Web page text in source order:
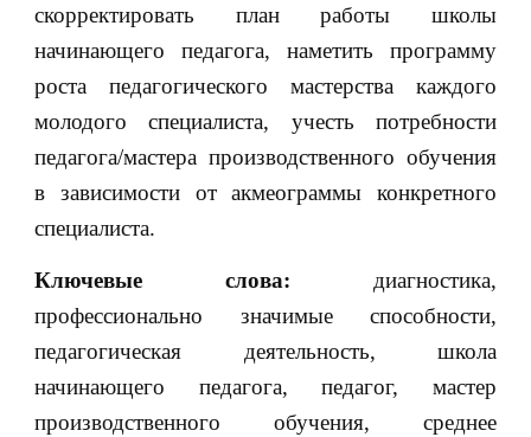
скорректировать план работы школы
начинающего педагога, наметить программу
роста педагогического мастерства каждого
молодого специалиста, учесть потребности
педагога/мастера производственного обучения
в зависимости от акмеограммы конкретного
специалиста.
Ключевые слова: диагностика,
профессионально значимые способности,
педагогическая деятельность, школа
начинающего педагога, педагог, мастер
производственного обучения, среднее